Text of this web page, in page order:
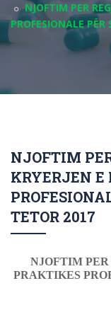
NJOFTIM PER
PROFESIONALE
NJOFTIM
KRYERJEN
TETOR 2017
NJOFTIM
PRAKTIKES